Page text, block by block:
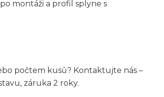
montáži a profil splyne s
počtem kusů? Kontaktujte nás –
záruka 2 roky.